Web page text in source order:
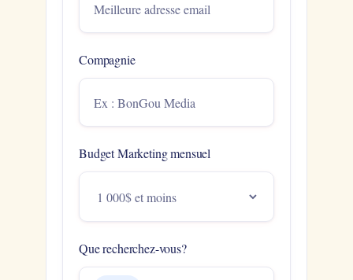
Compagnie
Budget Marketing mensuel
Que recherchez-vous?